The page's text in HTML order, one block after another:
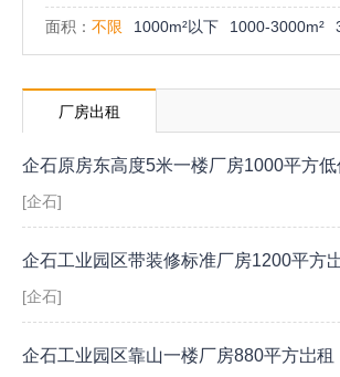
面积： 不限 1000m²以下 1000-3000m²
厂房出租
企石原房东高度5米一楼厂房1000平方
[企石]
企石工业园区带装修标准厂房1200平方
[企石]
企石工业园区靠山一楼厂房880平方岀租